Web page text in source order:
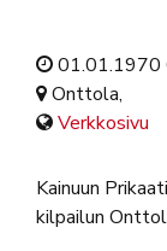
01.01.1970
Onttola,
Verkkosivu
Kainuun
kilpailun